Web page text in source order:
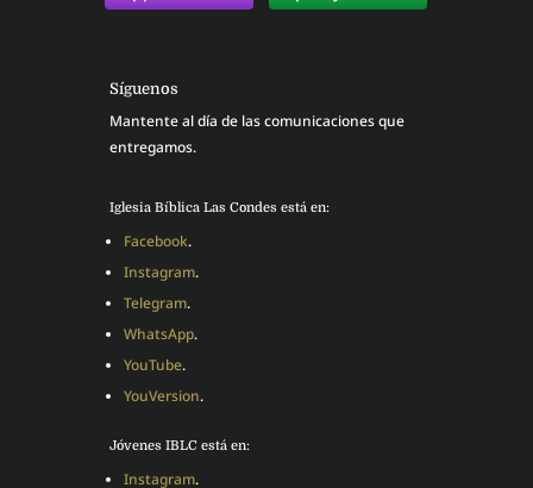
Síguenos
Mantente al día de las comunicaciones que
entregamos.
Iglesia Bíblica Las Condes está en:
Facebook.
Instagram.
Telegram.
WhatsApp.
YouTube.
YouVersion.
Jóvenes IBLC está en:
Instagram.